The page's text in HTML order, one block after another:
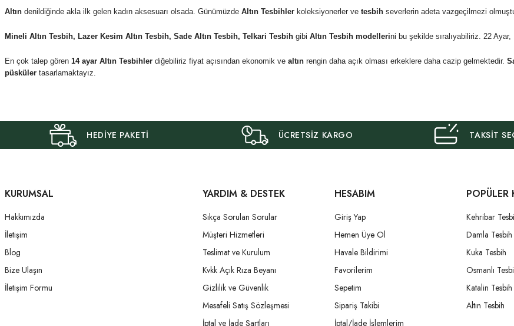
Altın denildiğinde akla ilk gelen kadın aksesuarı olsada. Günümüzde Altın Tesbihler koleksiyonerler ve tesbih severlerin adeta vazgeçilmezi
Mineli Altın Tesbih, Lazer Kesim Altın Tesbih, Sade Altın Tesbih, Telkari Tesbih gibi Altın Tesbih modellerini bu şekilde sıralıyabiliriz. 22
En çok talep gören 14 ayar Altın Tesbihler diğebiliriz fiyat açısından ekonomik ve altın rengin daha açık olması erkeklere daha cazip gelmektedir.
püsküler tasarlamaktayız.
HEDİYE PAKETİ ÜCRETSİZ KARGO TAKSİT
KURUMSAL
Hakkımızda
İletişim
Blog
Bize Ulaşın
İletişim Formu
YARDIM & DESTEK
Sıkça Sorulan Sorular
Müşteri Hizmetleri
Teslimat ve Kurulum
Kvkk Açık Rıza Beyanı
Gizlilik ve Güvenlik
Mesafeli Satış Sözleşmesi
İptal ve İade Şartları
HESABIM
Giriş Yap
Hemen Üye Ol
Havale Bildirimi
Favorilerim
Sepetim
Sipariş Takibi
İptal/İade İşlemlerim
POPÜLER
Kehribar
Damla Tesbih
Kuka Tesbih
Osmanlı
Katalin Tesbih
Altın Tesbih